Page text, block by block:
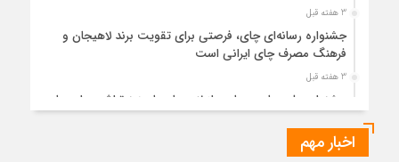
3 هفته قبل
جشنواره رسانه‌ای چای، فرصتی برای تقویت برند لاهیجان و
فرهنگ مصرف چای ایرانی است
3 هفته قبل
جشنواره ملی چای، حمایت از لاهیجان یا هزینه‌تراشی برای چای
ایرانی!؟
4 هفته قبل
اخبار مهم